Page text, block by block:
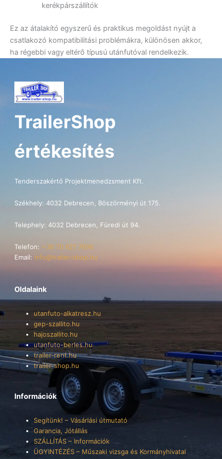
kerékpárszállítók
Ez az átalakító egyszerű és praktikus megoldást nyújt a
csatlakozó kompatibilitási problémákra, különösen akkor,
ha régebbi vagy eltérő típusú utánfutóval rendelkezik.
TrailerShop
értékesítés
Tenderszakértő Projektmenedzsment Kft.
Székhely: 4032 Debrecen, Böszörményi út 175.
Telephely: 4032 Debrecen, Füredi út 94.
Telefon: +36 70 621 7696
Email: info@trailer-shop.hu
Oldalaink
utanfuto-alkatresz.hu
gep-szallito.hu
hajoszallito.hu
utanfuto-berles.hu
trailer-rent.hu
trailer-shop.hu
Információk
Segítünk! – Vásárlási útmutató
Garancia, Jótállás
SZÁLLÍTÁS – Információk
ÜGYINTÉZÉS – Műszaki vizsga és Kormányhivatal